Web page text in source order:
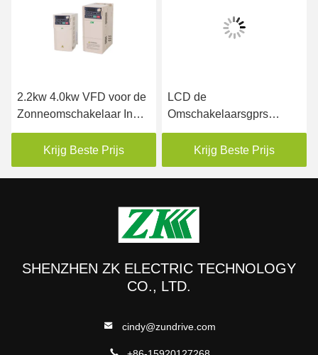
2.2kw 4.0kw VFD voor de
Zonneomschakelaar In
drie stadia van de
Pompip20 Zonnepomp
Krijg Beste Prijs
LCD de
Omschakelaarsgprs
Afstandsbediening van de
het Scherm480vac MPPT
VFD Zonnepomp
Krijg Beste Prijs
SHENZHEN ZK ELECTRIC TECHNOLOGY
CO., LTD.
cindy@zundrive.com